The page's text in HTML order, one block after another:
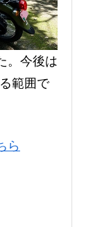
。今後は
範囲で
ら